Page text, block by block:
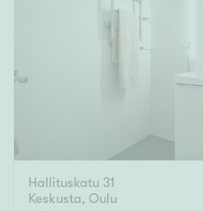
Hallituskatu 31
Keskusta, Oulu